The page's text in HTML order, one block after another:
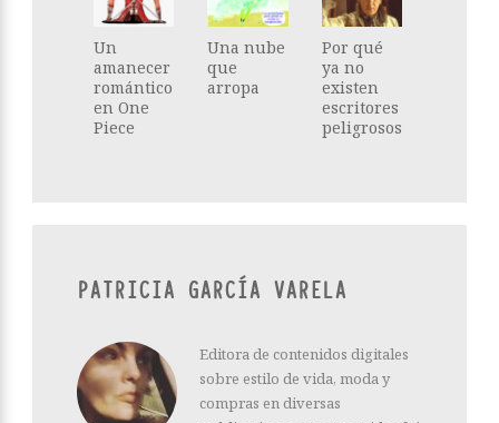
Un
amanecer
romántico
en One
Piece
Una nube
que
arropa
Por qué
ya no
existen
escritores
peligrosos
PATRICIA GARCÍA VARELA
Editora de contenidos digitales
sobre estilo de vida, moda y
compras en diversas